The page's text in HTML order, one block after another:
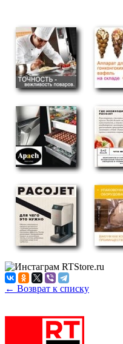
← Возврат к списку